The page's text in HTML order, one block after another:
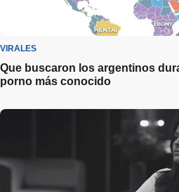
VIRALES
Que buscaron los argentinos
porno más conocido